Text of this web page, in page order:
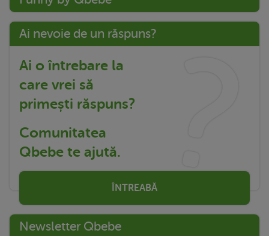
Ai nevoie de un răspuns?
Ai o întrebare la
care vrei să
primești răspuns?
Comunitatea
Qbebe te ajută.
ÎNTREABĂ
Newsletter Qbebe